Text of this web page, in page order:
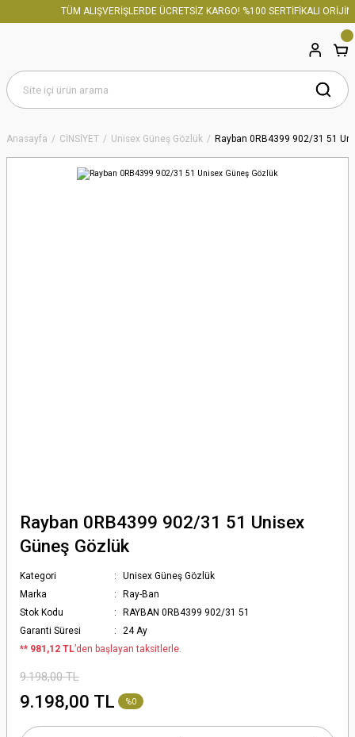
TÜM ALIŞVERİŞLERDE ÜCRETSİZ KARGO! %100 SERTİFİKALI
Anasayfa CİNSİYET Unisex Güneş Gözlük Rayban 0RB4399 902/31 51
Rayban 0RB4399 902/31 51 Unisex
Güneş Gözlük
Kategori
Unisex Güneş Gözlük
Marka
Ray-Ban
Stok Kodu
RAYBAN 0RB4399 902/31 51
Garanti Süresi
24 Ay
** 981,12 TL’den başlayan taksitlerle.
9.198,00 TL
9.198,00 TL %0